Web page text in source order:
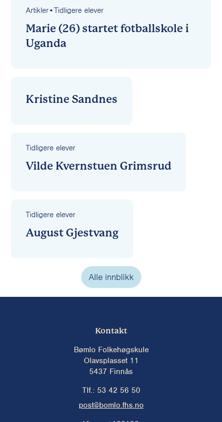
Artikler•Tidligere elever
Marie (26) startet fotballskole i
Uganda
Kristine Sandnes
Tidligere elever
Vilde Kvernstuen Grimsrud
Tidligere elever
August Gjestvang
Alle innblikk
Kontakt
Bømlo Folkehøgskule
Olavsplasset 11
5437 Finnås
Tlf.: 53 42 56 50
post@bomlo.fhs.no